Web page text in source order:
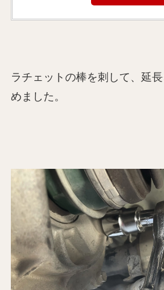
ラチェットの棒を刺して、延
めました。